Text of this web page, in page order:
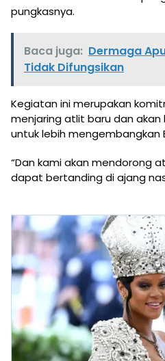
pungkasnya.
Baca juga: Dermaga
Tidak Difungsikan
Kegiatan ini merupakan
menjaring atlit baru dan
untuk lebih mengembangkan
“Dan kami akan mendorong
dapat bertanding di ajang